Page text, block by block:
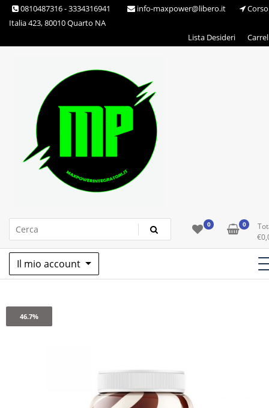
Skip 0810487316 - 3334316941 info-maxpower@libero.it
Corso
Italia 423, 80010 Quarto NA
Lista Desideri
Max Power Integratori 0 0
€
Il mio account
46.7%